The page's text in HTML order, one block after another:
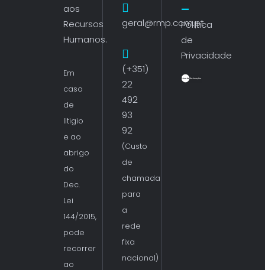
aos
Recursos
Humanos.
Em
caso
de
litigio
e ao
abrigo
do
Dec.
Lei
144/2015,
pode
recorrer
ao
geral@rmp.com.pt
(+351)
22
492
93
92
(Custo
de
chamada
para
a
rede
fixa
nacional)
Política
de
Privacidade